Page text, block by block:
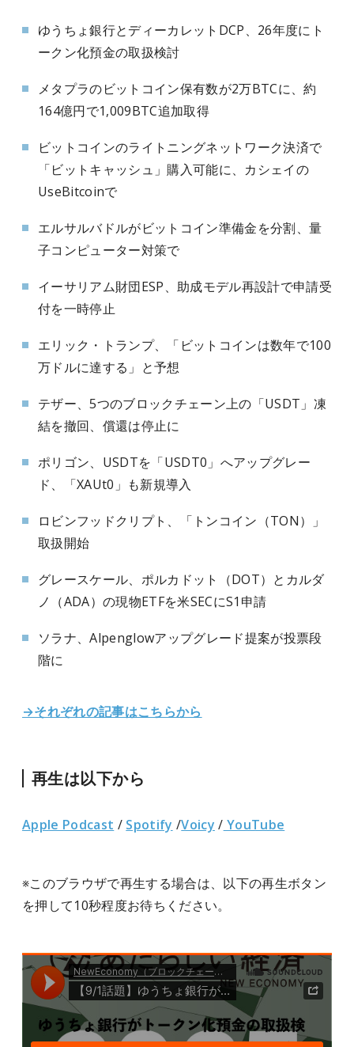
ゆうちょ銀行とディーカレットDCP、26年度にト
ークン化預金の取扱検討
メタプラのビットコイン保有数が2万BTCに、約
164億円で1,009BTC追加取得
ビットコインのライトニングネットワーク決済で
「ビットキャッシュ」購入可能に、カシェイの
UseBitcoinで
エルサルバドルがビットコイン準備金を分割、量
子コンピューター対策で
イーサリアム財団ESP、助成モデル再設計で申請受
付を一時停止
エリック・トランプ、「ビットコインは数年で100
万ドルに達する」と予想
テザー、5つのブロックチェーン上の「USDT」凍
結を撤回、償還は停止に
ポリゴン、USDTを「USDT0」へアップグレー
ド、「XAUt0」も新規導入
ロビンフッドクリプト、「トンコイン（TON）」
取扱開始
グレースケール、ポルカドット（DOT）とカルダ
ノ（ADA）の現物ETFを米SECにS1申請
ソラナ、Alpenglowアップグレード提案が投票段
階に
→それぞれの記事はこちらから
再生は以下から
Apple Podcast / Spotify /Voicy / YouTube
※このブラウザで再生する場合は、以下の再生ボタン
を押して10秒程度お待ちください。